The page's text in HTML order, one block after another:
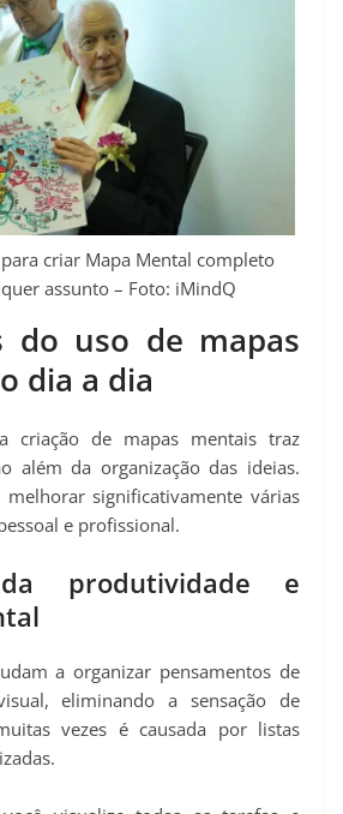
criar Mapa Mental completo
assunto – Foto: iMindQ
do uso de mapas
dia a dia
criação de mapas mentais traz
além da organização das ideias.
melhorar significativamente várias
e profissional.
produtividade e
a organizar pensamentos de
eliminando a sensação de
vezes é causada por listas